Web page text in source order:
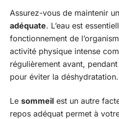
Assurez-vous de maintenir
adéquate. L’eau est
fonctionnement de
activité physique intense
régulièrement avant,
pour éviter la déshydratation.
Le sommeil est un autre
repos adéquat permet à